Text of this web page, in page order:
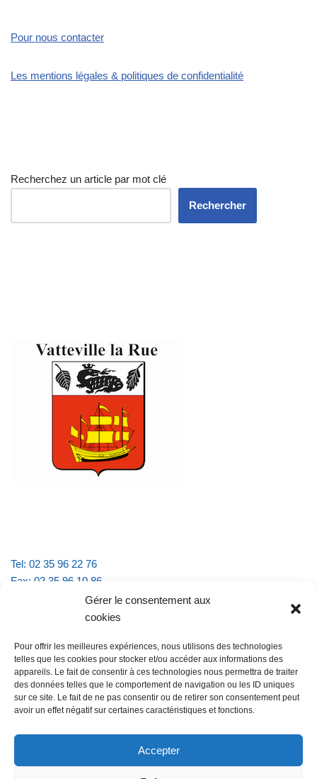
Gérer le consentement aux
cookies
Pour offrir les meilleures expériences, nous utilisons des technologies
telles que les cookies pour stocker et/ou accéder aux informations des
appareils. Le fait de consentir à ces technologies nous permettra de traiter
des données telles que le comportement de navigation ou les ID uniques
sur ce site. Le fait de ne pas consentir ou de retirer son consentement peut
avoir un effet négatif sur certaines caractéristiques et fonctions.
Accepter
Pour nous contacter
Les mentions légales & politiques de confidentialité
Recherchez un article par mot clé
Rechercher
Tel: 02 35 96 22 76
Fax: 02 35 96 10 86
Email : mairie.vattevillelarue@wanadoo.fr
lundi et jeudi de 9h à 11h30
mardi et vendredi de 16h à 18h30